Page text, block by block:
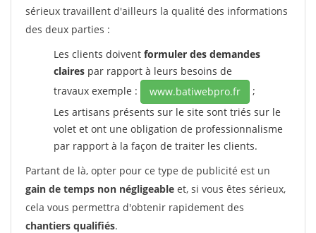
sérieux travaillent d'ailleurs la qualité des informations
des deux parties :
Les clients doivent formuler des demandes
claires par rapport à leurs besoins de
travaux exemple :
www.batiwebpro.fr
;
Les artisans présents sur le site sont triés sur le
volet et ont une obligation de professionnalisme
par rapport à la façon de traiter les clients.
Partant de là, opter pour ce type de publicité est un
gain de temps non négligeable et, si vous êtes sérieux,
cela vous permettra d'obtenir rapidement des
chantiers qualifiés.